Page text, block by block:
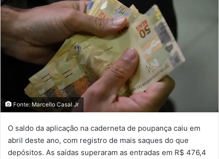
Fonte: Marcello Casal Jr
O saldo da aplicação na caderneta de poupança caiu em
abril deste ano, com registro de mais saques do que
depósitos. As saídas superaram as entradas em R$ 476,4